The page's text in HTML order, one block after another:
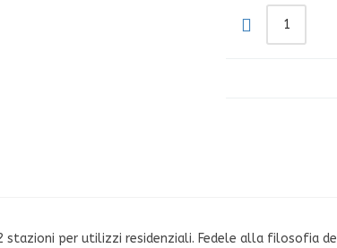
stazioni per utilizzi residenziali. Fedele alla filosofia